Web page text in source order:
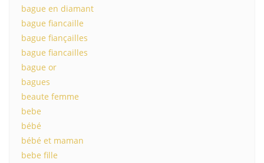
bague en diamant
bague fiancaille
bague fiançailles
bague fiancailles
bague or
bagues
beaute femme
bebe
bébé
bébé et maman
bebe fille